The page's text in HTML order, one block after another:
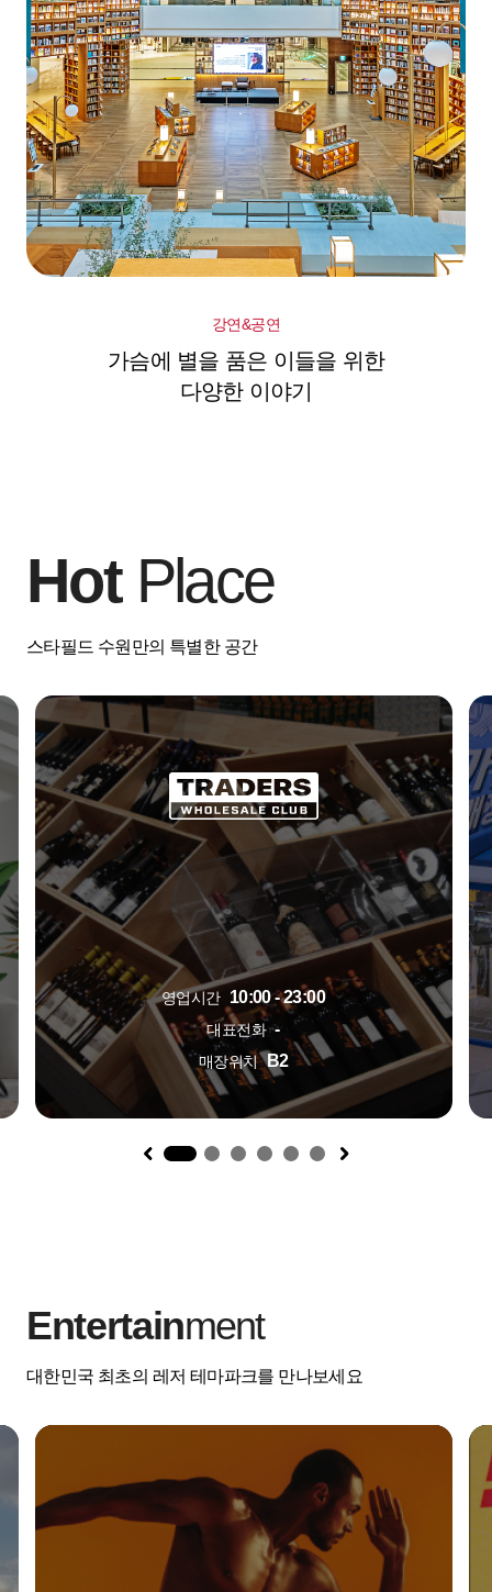
강연&공연
가슴에 별을 품은 이들을 위한
다양한 이야기
HotPlace
스타필드 수원만의 특별한 공간
영업시간 10:00 - 23:00
대표전화 -
매장위치 B2
1
Entertainment
대한민국 최초의 레저 테마파크를 만나보세요